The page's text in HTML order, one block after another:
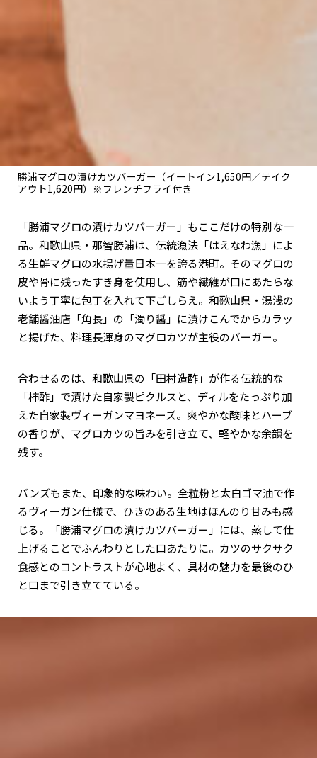
勝浦マグロの漬けカツバーガー（イートイン1,650円／テイク
アウト1,620円）※フレンチフライ付き
「勝浦マグロの漬けカツバーガー」もここだけの特別な一
品。和歌山県・那智勝浦は、伝統漁法「はえなわ漁」によ
る生鮮マグロの水揚げ量日本一を誇る港町。そのマグロの
皮や骨に残ったすき身を使用し、筋や繊維が口にあたらな
いよう丁寧に包丁を入れて下ごしらえ。和歌山県・湯浅の
老舗醤油店「角長」の「濁り醤」に漬けこんでからカラッ
と揚げた、料理長渾身のマグロカツが主役のバーガー。
合わせるのは、和歌山県の「田村造酢」が作る伝統的な
「柿酢」で漬けた自家製ピクルスと、ディルをたっぷり加
えた自家製ヴィーガンマヨネーズ。爽やかな酸味とハーブ
の香りが、マグロカツの旨みを引き立て、軽やかな余韻を
残す。
バンズもまた、印象的な味わい。全粒粉と太白ゴマ油で作
るヴィーガン仕様で、ひきのある生地はほんのり甘みも感
じる。「勝浦マグロの漬けカツバーガー」には、蒸して仕
上げることでふんわりとした口あたりに。カツのサクサク
食感とのコントラストが心地よく、具材の魅力を最後のひ
と口まで引き立てている。